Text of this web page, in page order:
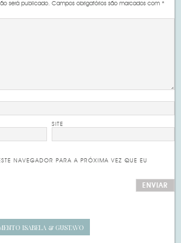
será publicado. Campos obrigatórios são marcados com*
SITE
NAVEGADOR PARA A PRÓXIMA VEZ QUE EU
ISABELA & GUSTAVO